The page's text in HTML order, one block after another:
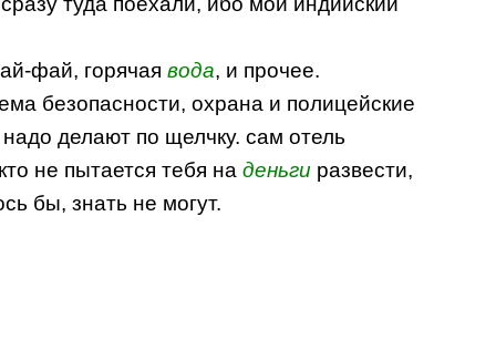
фай, горячая вода, и прочее.
безопасности, охрана и полицейские
делают по щелчку. сам отель
не пытается тебя на деньги развести,
бы, знать не могут.